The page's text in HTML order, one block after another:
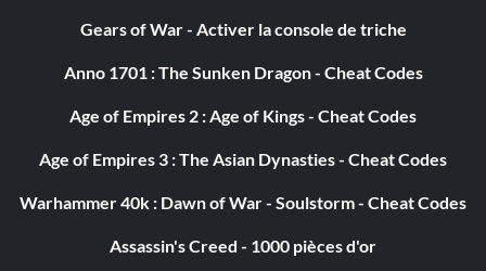
Gears of War - Activer la console de triche
Anno 1701 : The Sunken Dragon - Cheat Codes
Age of Empires 2 : Age of Kings - Cheat Codes
Age of Empires 3 : The Asian Dynasties - Cheat Codes
Warhammer 40k : Dawn of War - Soulstorm - Cheat Codes
Assassin's Creed - 1000 pièces d'or